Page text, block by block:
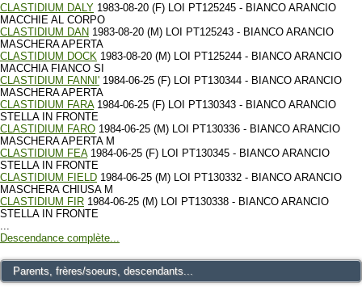
CLASTIDIUM DALY 1983-08-20 (F) LOI PT125245 - BIANCO ARANCIO
MACCHIE AL CORPO
CLASTIDIUM DAN 1983-08-20 (M) LOI PT125243 - BIANCO ARANCIO
MASCHERA APERTA
CLASTIDIUM DOCK 1983-08-20 (M) LOI PT125244 - BIANCO ARANCIO
MACCHIA FIANCO SI
CLASTIDIUM FANNI' 1984-06-25 (F) LOI PT130344 - BIANCO ARANCIO
MASCHERA APERTA
CLASTIDIUM FARA1984-06-25 (F) LOI PT130343 - BIANCO ARANCIO
STELLA IN FRONTE
CLASTIDIUM FARO 1984-06-25 (M) LOI PT130336 - BIANCO ARANCIO
MASCHERA APERTA M
CLASTIDIUM FEA1984-06-25 (F) LOI PT130345 - BIANCO ARANCIO
STELLA IN FRONTE
CLASTIDIUM FIELD 1984-06-25 (M) LOI PT130332 - BIANCO ARANCIO
MASCHERA CHIUSA M
CLASTIDIUM FIR 1984-06-25 (M) LOI PT130338 - BIANCO ARANCIO
STELLA IN FRONTE
Descendance complète...
Parents, frères/soeurs, descendants...